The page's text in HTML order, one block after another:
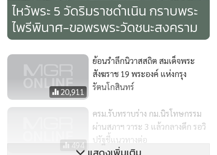
ในปี 2516 ได้มีการบูรณปฏิสังขรณ์พระอุโบสถ และได้อัญเชิญ
พระบรมอัฐิในรัชกาลที่ 4 และรัชกาลที่ 5 มาบรรจุไว้หลังพระ
ไหว้พระ 5 วัดริมราชดำเนิน กราบพระ
ไพรีพินาศ-ขอพรพระวัดชนะสงคราม
20,911
ย้อนรำลึกนิวาสสถิต สมเด็จพระ
สังฆราช 19 พระองค์ แห่งกรุง
รัตนโกสินทร์
494
ครม.รับทราบร่าง กม.นิรโทษกรรม
ผ่านสภาฯ วาระ 3 แล้วกลางดึก รอวิ
ปรัฐชี้แนวทางต่อ